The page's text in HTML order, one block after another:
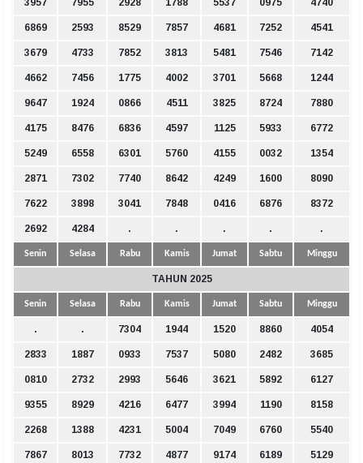
6869 2593 8529 7857 4681 7252 4541
3679 4733 7852 3813 5481 7546 7142
4662 7456 1775 4002 3701 5668 1244
9647 1924 0866 4511 3825 8724 7880
4175 8476 6836 4597 1125 5933 6772
5249 6558 6301 5760 4155 0032 1354
2871 7302 7740 8642 4249 1600 8090
7622 3898 3041 7848 0416 6876 8372
2692 4284 . . . . .
Senin Selasa Rabu Kamis Jumat Sabtu Minggu
TAHUN 2025
Senin Selasa Rabu Kamis Jumat Sabtu Minggu
. . 7304 1944 1520 8860 4054
2833 1887 0933 7537 5080 2482 3685
0810 2732 2993 5646 3621 5892 6127
9355 8929 4216 6477 3994 1190 8158
2268 1388 4231 5004 7049 6760 5540
7867 8013 7732 4877 9174 6189 5129